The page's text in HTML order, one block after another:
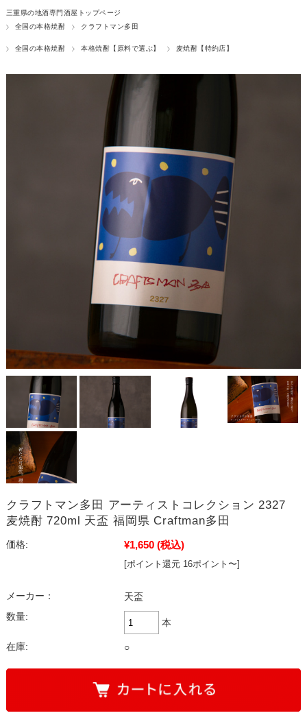
三重県の地酒専門酒屋トップページ
全国の本格焼酎
クラフトマン多田
全国の本格焼酎 本格焼酎【原料で選ぶ】 麦焼酎【特約店】
クラフトマン多田 アーティストコレクション 2327
麦焼酎 720ml 天盃 福岡県 Craftman多田
価格: ¥1,650 (税込)
[ポイント還元 16ポイント〜]
メーカー：
天盃
数量:
本
在庫: ○